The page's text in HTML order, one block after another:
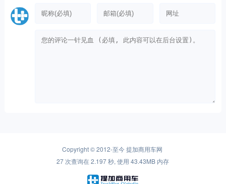
Copyright © 2012-至今提加商用车网
27 次查询在 2.197 秒, 使用 43.43MB 内存